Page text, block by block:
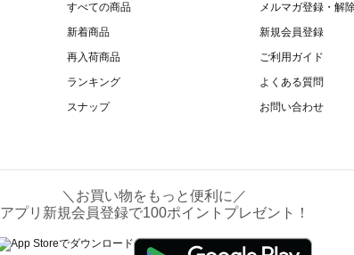
すべての商品
新着商品
再入荷商品
ランキング
スナップ
メルマガ登録・解
新規会員登録
ご利用ガイド
よくある質問
お問い合わせ
＼お買い物をもっと便利に／
アプリ新規会員登録で100ポイントプレゼント！